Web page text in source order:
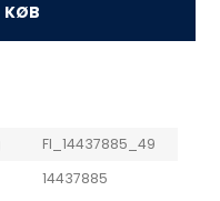
KØB
FI_14437885_49
14437885